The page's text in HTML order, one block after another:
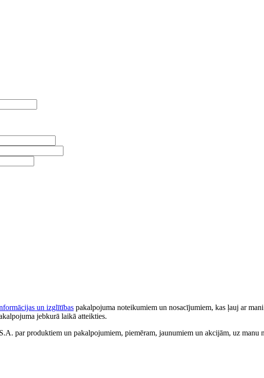
un izglītības pakalpojuma noteikumiem un nosacījumiem, kas ļauj ar
jebkurā laikā atteikties.
par produktiem un pakalpojumiem, piemēram, jaunumiem un akcijām, uz manu